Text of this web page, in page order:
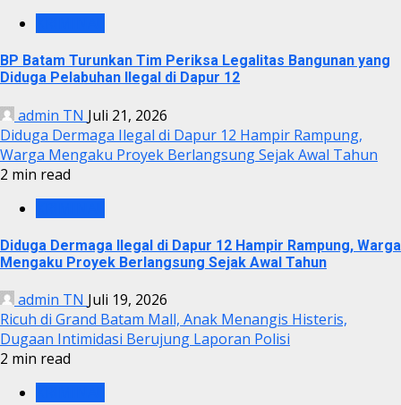
BP Batam Turunkan Tim Periksa Legalitas Bangunan yang
Diduga Pelabuhan Ilegal di Dapur 12
admin TN Juli 21, 2026
Diduga Dermaga Ilegal di Dapur 12 Hampir Rampung,
Warga Mengaku Proyek Berlangsung Sejak Awal Tahun
2 min read
Diduga Dermaga Ilegal di Dapur 12 Hampir Rampung, Warga
Mengaku Proyek Berlangsung Sejak Awal Tahun
admin TN Juli 19, 2026
Ricuh di Grand Batam Mall, Anak Menangis Histeris,
Dugaan Intimidasi Berujung Laporan Polisi
2 min read